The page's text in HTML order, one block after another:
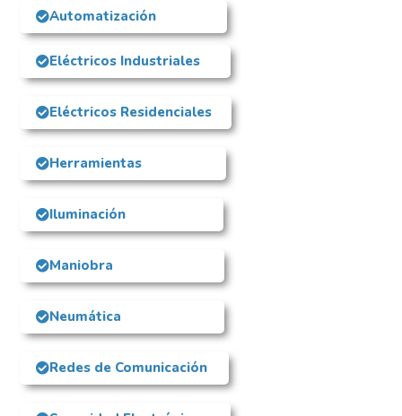
Automatización
Eléctricos Industriales
Eléctricos Residenciales
Herramientas
Iluminación
Maniobra
Neumática
Redes de Comunicación